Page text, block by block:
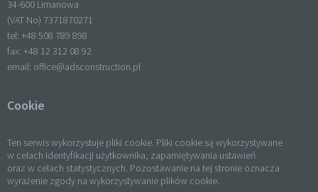
34-600 Limanowa
(VAT No) 7371870271
tel: +48 508 789 898
fax: +48 12 312 08 92
email: office@adsconstruction.pl
Cookie
Ten serwis wykorzystuje pliki cookie. Pliki cookie są wykorzystywane
w celach identyfikacji użytkownika, zapamiętywania ustawień
oraz w celach statystycznych. Pozostawanie na tej stronie oznacza
wyrażenie zgody na wykorzystywanie plików cookie.